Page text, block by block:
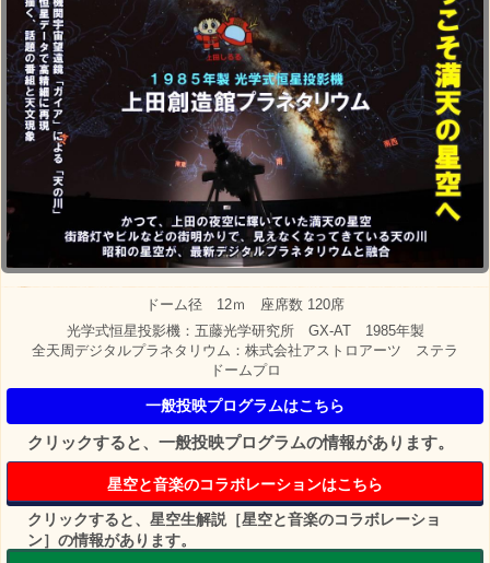
ドーム径 12ｍ 座席数 120席
光学式恒星投影機：五藤光学研究所 GX-AT 1985年製
全天周デジタルプラネタリウム：株式会社アストロアーツ ステラ
ドームプロ
一般投映プログラムはこちら
クリックすると、一般投映プログラムの情報があります。
星空と音楽のコラボレーションはこちら
クリックすると、星空生解説［星空と音楽のコラボレーショ
ン］の情報があります。